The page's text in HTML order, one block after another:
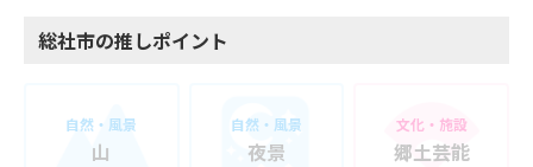
総社市の推しポイント
自然・風景
山
自然・風景
夜景
文化・施設
郷土芸能